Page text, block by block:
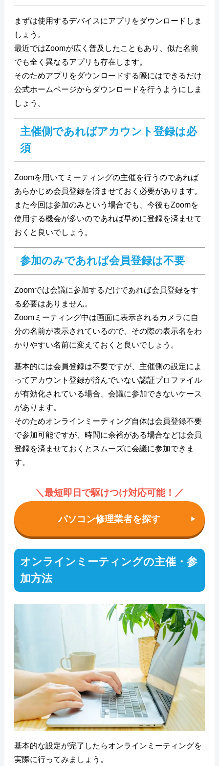
まずは使用するデバイスにアプリをダウンロードしま
しょう。
最近ではZoomが広く普及したこともあり、似た名前
でも全く異なるアプリも存在します。
そのためアプリをダウンロードする際にはできるだけ
公式ホームページからダウンロードを行うようにしま
しょう。
主催側であればアカウント登録は必
須
Zoomを用いてミーティングの主催を行うのであれば
あらかじめ会員登録を済ませておく必要があります。
また今回は参加のみという場合でも、今後もZoomを
使用する機会が多いのであれば早めに登録を済ませて
おくと良いでしょう。
参加のみであれば会員登録は不要
Zoomでは会議に参加するだけであれば会員登録をす
る必要はありません。
Zoomミーティング中は画面に表示されるカメラに自
分の名前が表示されているので、その際の表示名をわ
かりやすい名前に変えておくと良いでしょう。
基本的には会員登録は不要ですが、主催側の設定によ
ってアカウント登録が済んでいない認証プロファイル
が有効化されている場合、会議に参加できないケース
があります。
そのためオンラインミーティング自体は会員登録不要
で参加可能ですが、時間に余裕がある場合などは会員
登録を済ませておくとスムーズに会議に参加できま
す。
＼最短即日で駆けつけ対応可能！ ／
パソコン修理業者を探す
オンラインミーティングの主催・参
加方法
基本的な設定が完了したらオンラインミーティングを
実際に行ってみましょう。